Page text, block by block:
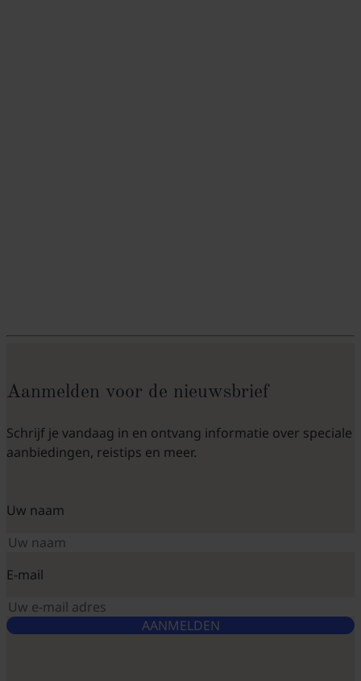
Aanmelden voor de nieuwsbrief
Schrijf je vandaag in en ontvang informatie over speciale
aanbiedingen, reistips en meer.
Uw naam
E-mail
AANMELDEN